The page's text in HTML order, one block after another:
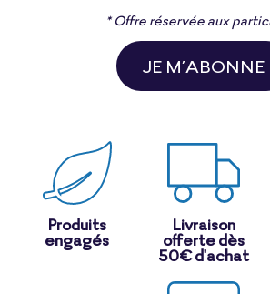
* Offre réservée aux
JE M’ABONNE
Produits
engagés
Livraison
offerte dès
50€ d'achat